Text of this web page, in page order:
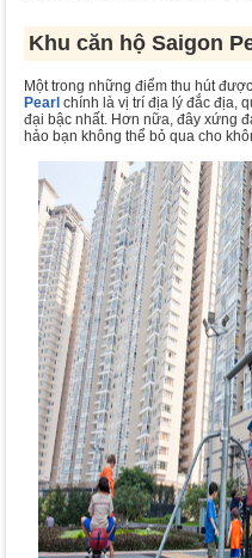
Khu căn hộ Saigon
Một trong những điểm thu hút
Pearl chính là vị trí địa lý đắc địa,
đại bậc nhất. Hơn nữa, đây xứng
hảo bạn không thể bỏ qua cho